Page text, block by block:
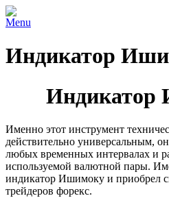
Menu
Индикатор
Индикатор
Именно этот инструмент
действительно универсальным,
любых временных интервалах и
используемой валютной пары.
индикатор Ишимоку и приобрел
трейдеров форекс.